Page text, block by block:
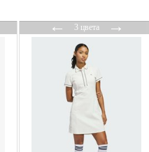
←3 цвета→